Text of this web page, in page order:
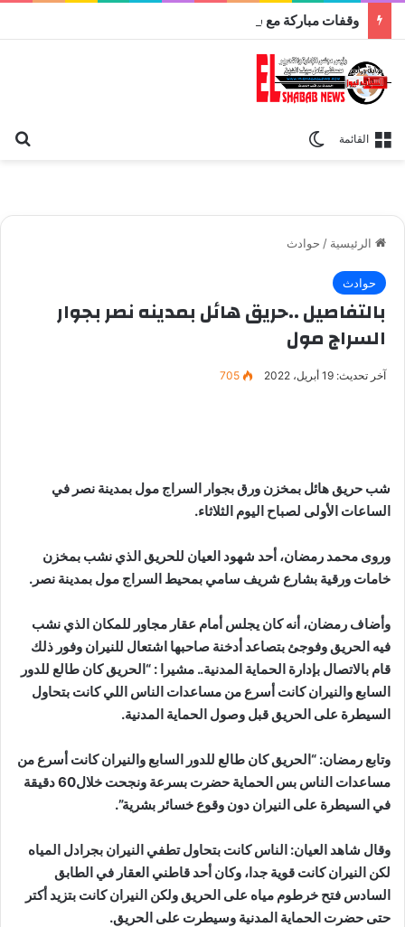
القائمة
الرئيسية / حوادث
حوادث
بالتفاصيل ..حريق هائل بمدينه نصر بجوار
السراج مول
آخر تحديث: 19 أبريل، 2022 705
شب حريق هائل بمخزن ورق بجوار السراج مول بمدينة نصر في
الساعات الأولى لصباح اليوم الثلاثاء.
وروى محمد رمضان، أحد شهود العيان للحريق الذي نشب بمخزن
خامات ورقية بشارع شريف سامي بمحيط السراج مول بمدينة نصر.
وأضاف رمضان، أنه كان يجلس أمام عقار مجاور للمكان الذي نشب
فيه الحريق وفوجئ بتصاعد أدخنة صاحبها اشتعال للنيران وفور ذلك
قام بالاتصال بإدارة الحماية المدنية.. مشيرا : “الحريق كان طالع للدور
السابع والنيران كانت أسرع من مساعدات الناس اللي كانت بتحاول
السيطرة على الحريق قبل وصول الحماية المدنية.
وتابع رمضان: “الحريق كان طالع للدور السابع والنيران كانت أسرع من
مساعدات الناس بس الحماية حضرت بسرعة ونجحت خلال60 دقيقة
في السيطرة على النيران دون وقوع خسائر بشرية”.
وقال شاهد العيان: الناس كانت بتحاول تطفي النيران بجرادل المياه
لكن النيران كانت قوية جدا، وكان أحد قاطني العقار في الطابق
السادس فتح خرطوم مياه على الحريق ولكن النيران كانت بتزيد أكتر
حتى حضرت الحماية المدنية وسيطرت على الحريق.